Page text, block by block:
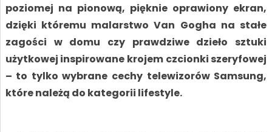
poziomej na pionową, pięknie oprawiony ekran,
dzięki któremu malarstwo Van Gogha na stałe
zagości w domu czy prawdziwe dzieło sztuki
użytkowej inspirowane krojem czcionki szeryfowej
– to tylko wybrane cechy telewizorów Samsung,
które należą do kategorii lifestyle.